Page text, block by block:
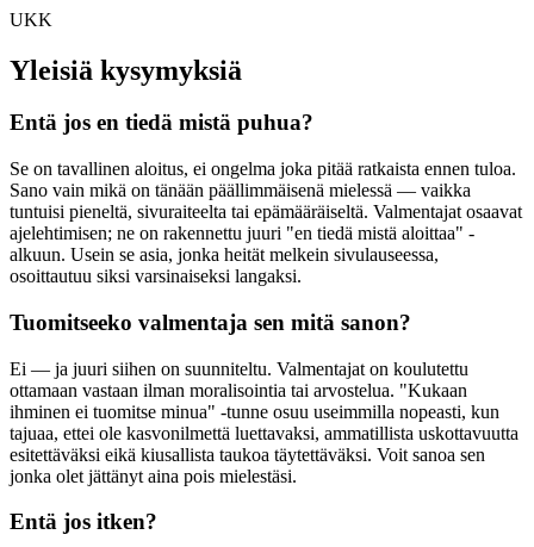
UKK
Yleisiä kysymyksiä
Entä jos en tiedä mistä puhua?
Se on tavallinen aloitus, ei ongelma joka pitää ratkaista ennen tuloa.
Sano vain mikä on tänään päällimmäisenä mielessä — vaikka
tuntuisi pieneltä, sivuraiteelta tai epämääräiseltä. Valmentajat osaavat
ajelehtimisen; ne on rakennettu juuri "en tiedä mistä aloittaa" -
alkuun. Usein se asia, jonka heität melkein sivulauseessa,
osoittautuu siksi varsinaiseksi langaksi.
Tuomitseeko valmentaja sen mitä sanon?
Ei — ja juuri siihen on suunniteltu. Valmentajat on koulutettu
ottamaan vastaan ilman moralisointia tai arvostelua. "Kukaan
ihminen ei tuomitse minua" -tunne osuu useimmilla nopeasti, kun
tajuaa, ettei ole kasvonilmettä luettavaksi, ammatillista uskottavuutta
esitettäväksi eikä kiusallista taukoa täytettäväksi. Voit sanoa sen
jonka olet jättänyt aina pois mielestäsi.
Entä jos itken?